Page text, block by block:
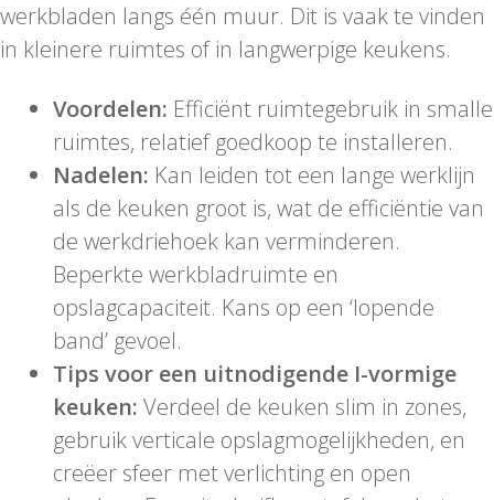
werkbladen langs één muur. Dit is vaak te vinden
in kleinere ruimtes of in langwerpige keukens.
Voordelen: Efficiënt ruimtegebruik in smalle
ruimtes, relatief goedkoop te installeren.
Nadelen: Kan leiden tot een lange werklijn
als de keuken groot is, wat de efficiëntie van
de werkdriehoek kan verminderen.
Beperkte werkbladruimte en
opslagcapaciteit. Kans op een ‘lopende
band’ gevoel.
Tips voor een uitnodigende I-vormige
keuken: Verdeel de keuken slim in zones,
gebruik verticale opslagmogelijkheden, en
creëer sfeer met verlichting en open